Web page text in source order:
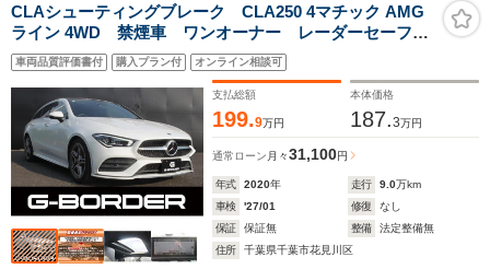
CLAシューティングブレーク CLA250 4マチック AMG
ライン 4WD 禁煙車 ワンオーナー レーダーセーフテ
ィPKG サンルーフ 純正10.25インチナビ フルセグ
TV バックカメラ アダプティブクルーズコントロー
ル 黒ハーフレザーシート パワーテールゲート ETC
車両品質評価書付 購入プラン付 オンライン相談可
支払総額
199.9万円
本体価格
187.3万円
通常ローン 月々31,100円
年式 2020年 走行 9.0万km
車検
'27/01 修復
なし
保証
保証無 整備
法定整備無
住所
千葉県千葉市花見川区